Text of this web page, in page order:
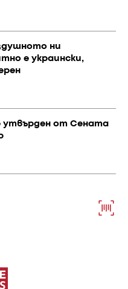
ни
е украински,
утвърден от Сената